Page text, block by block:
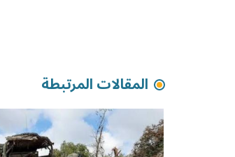
المقالات المرتبطة